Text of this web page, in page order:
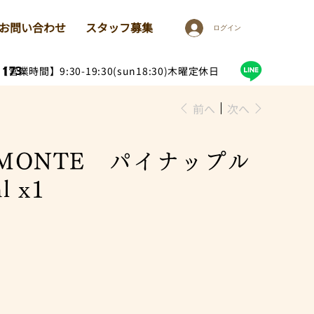
営業時間】9:30-19:30(sun18:30)木曜定休日
問い合わせ スタッフ募集 ログイン
前へ 次へ
パイナップル
x1